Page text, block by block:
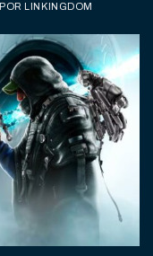
POR LINKINGDOM